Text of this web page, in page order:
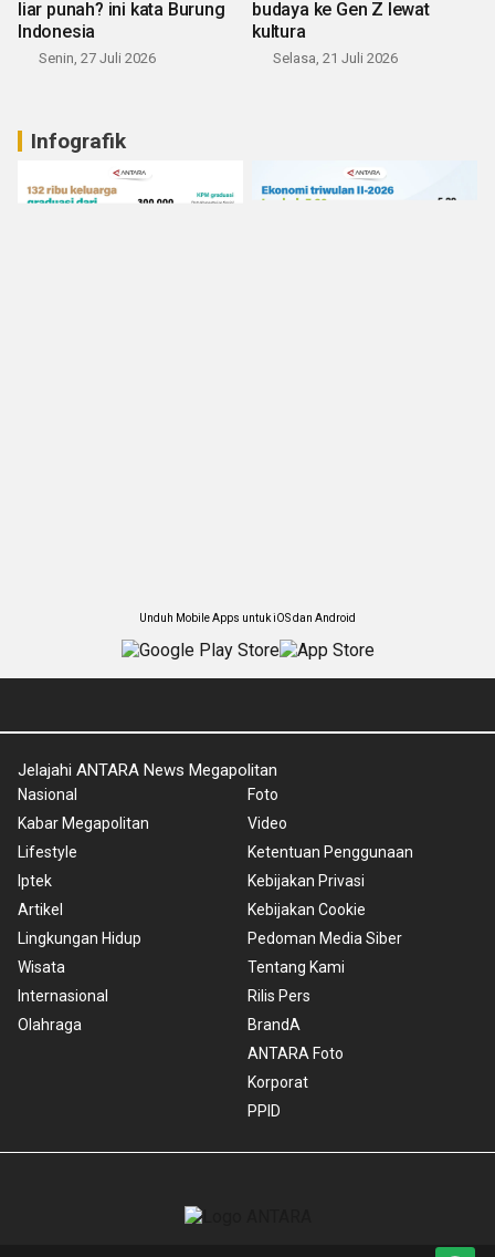
liar punah? ini kata Burung
Indonesia
Senin, 27 Juli 2026
budaya ke Gen Z lewat
kultura
Selasa, 21 Juli 2026
Infografik
Unduh Mobile Apps untuk iOS dan Android
Jelajahi ANTARA News Megapolitan
Nasional
Kabar Megapolitan
Lifestyle
Iptek
Artikel
Lingkungan Hidup
Wisata
Internasional
Olahraga
Foto
Video
Ketentuan Penggunaan
Kebijakan Privasi
Kebijakan Cookie
Pedoman Media Siber
Tentang Kami
Rilis Pers
BrandA
ANTARA Foto
Korporat
PPID